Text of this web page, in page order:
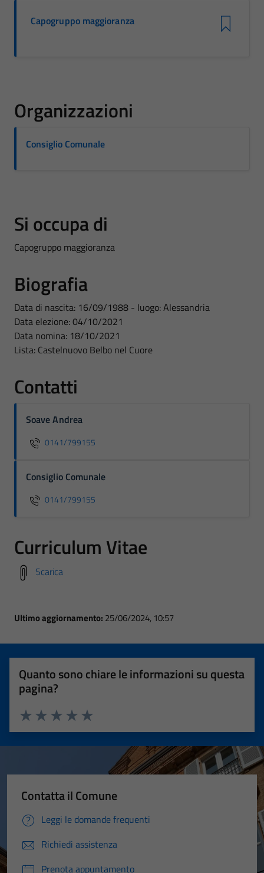
Capogruppo maggioranza
Organizzazioni
Consiglio Comunale
Si occupa di
Capogruppo maggioranza
Biografia
Data di nascita: 16/09/1988 - luogo: Alessandria
Data elezione: 04/10/2021
Data nomina: 18/10/2021
Lista: Castelnuovo Belbo nel Cuore
Contatti
Soave Andrea
0141/799155
Consiglio Comunale
0141/799155
Curriculum Vitae
Scarica
Ultimo aggiornamento: 25/06/2024, 10:57
Quanto sono chiare le informazioni su questa
pagina?
Valuta 5 stelle su 5
Valuta 4 stelle su 5
Valuta 3 stelle su 5
Valuta 2 stelle su 5
Valuta 1 stelle su 5
Contatta il Comune
Leggi le domande frequenti
Richiedi assistenza
Prenota appuntamento